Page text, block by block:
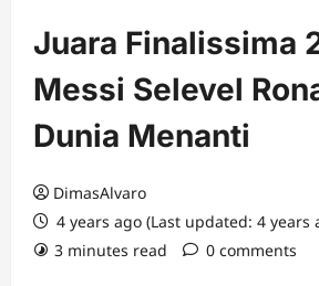
Juara Finalissima
Messi Selevel
Dunia Menanti
DimasAlvaro
4 years ago (Last updated: 4 years
3 minutes read
0 comments